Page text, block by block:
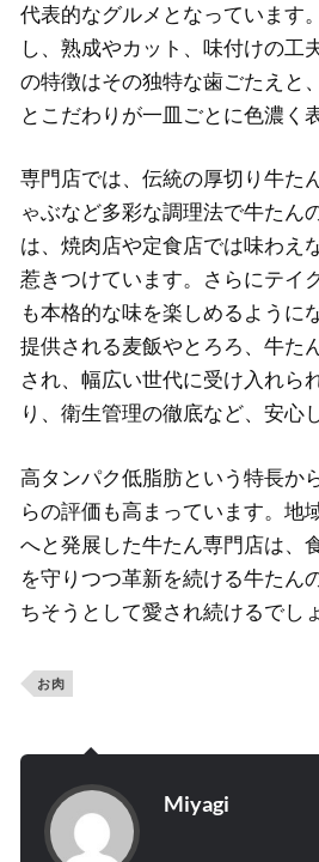
代表的なグルメとなっています
し、熟成やカット、味付けの工
の特徴はその独特な歯ごたえと
とこだわりが一皿ごとに色濃く
専門店では、伝統の厚切り牛た
ゃぶなど多彩な調理法で牛たん
は、焼肉店や定食店では味わえ
惹きつけています。さらにテイ
も本格的な味を楽しめるように
提供される麦飯やとろろ、牛た
され、幅広い世代に受け入れら
り、衛生管理の徹底など、安心
高タンパク低脂肪という特長か
らの評価も高まっています。地
へと発展した牛たん専門店は、
を守りつつ革新を続ける牛たん
ちそうとして愛され続けるでしょ
お肉
Miyagi